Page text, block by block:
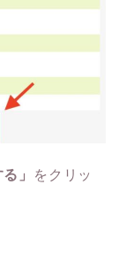
」
をクリッ